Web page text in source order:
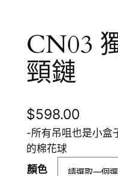
CN03
頸鏈
$598.00
-所有吊咀也是小盒
的棉花球
顏色